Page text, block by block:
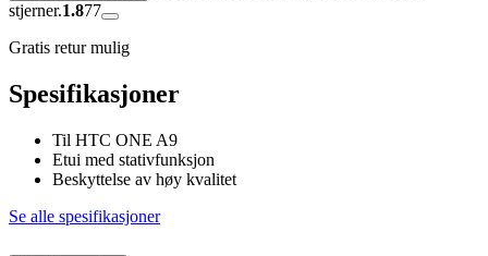
stjerner.1.877
Gratis retur mulig
Spesifikasjoner
Til HTC ONE A9
Etui med stativfunksjon
Beskyttelse av høy kvalitet
Se alle spesifikasjoner